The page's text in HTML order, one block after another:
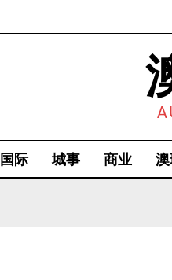
国际 城事 商业